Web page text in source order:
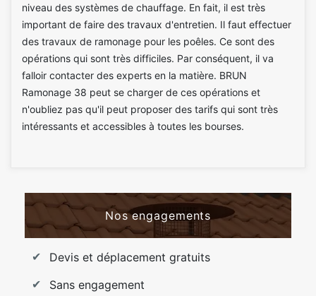
niveau des systèmes de chauffage. En fait, il est très
important de faire des travaux d'entretien. Il faut effectuer
des travaux de ramonage pour les poêles. Ce sont des
opérations qui sont très difficiles. Par conséquent, il va
falloir contacter des experts en la matière. BRUN
Ramonage 38 peut se charger de ces opérations et
n'oubliez pas qu'il peut proposer des tarifs qui sont très
intéressants et accessibles à toutes les bourses.
Nos engagements
Devis et déplacement gratuits
Sans engagement